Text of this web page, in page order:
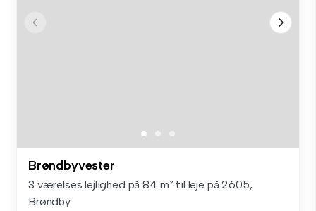
Brøndbyvester
3 værelses lejlighed på 84 m² til leje på 2605,
Brøndby